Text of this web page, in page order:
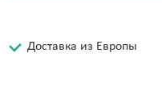
Доставка из Европы